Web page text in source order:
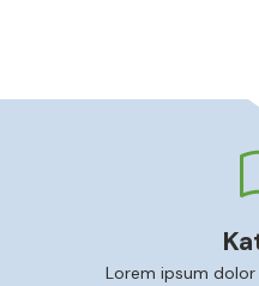
Lorem ipsum